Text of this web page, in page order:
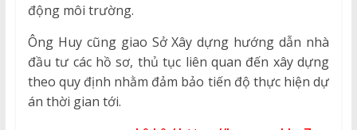
động môi trường.
Ông Huy cũng giao Sở Xây dựng hướng dẫn nhà
đầu tư các hồ sơ, thủ tục liên quan đến xây dựng
theo quy định nhằm đảm bảo tiến độ thực hiện dự
án thời gian tới.